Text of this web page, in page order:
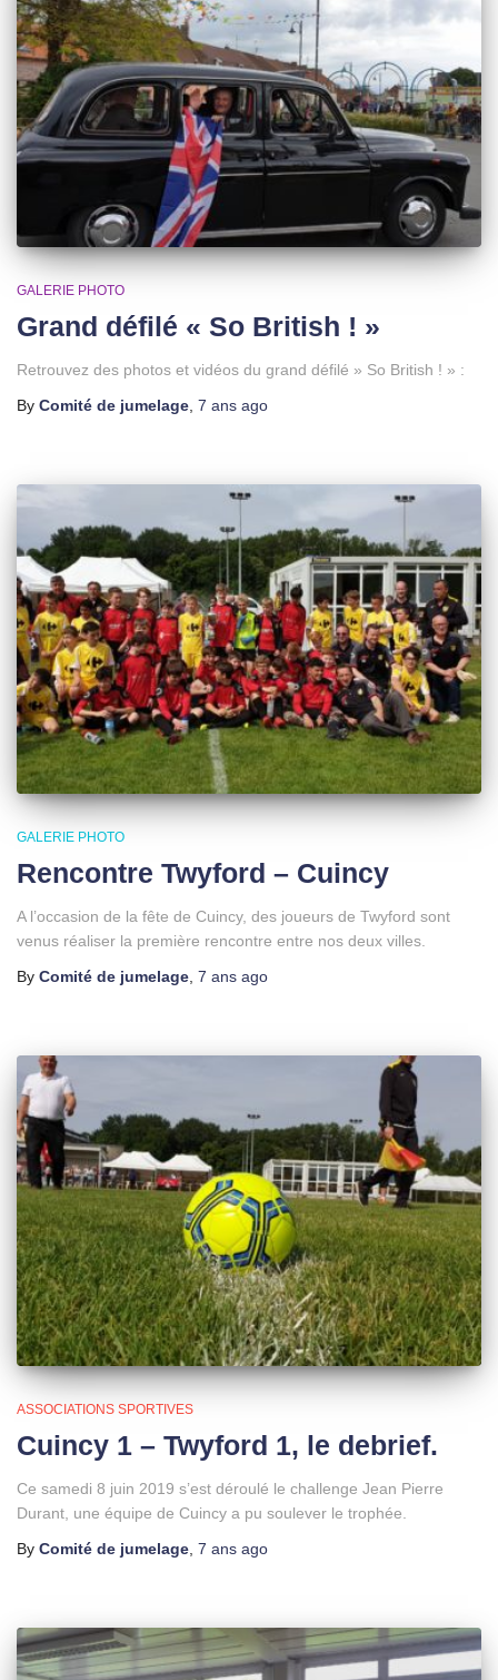
GALERIE PHOTO
Grand défilé « So British ! »
Retrouvez des photos et vidéos du grand défilé » So British ! » :
By Comité de jumelage 7 ans ago
GALERIE PHOTO
Rencontre Twyford – Cuincy
A l’occasion de la fête de Cuincy, des joueurs de Twyford sont
venus réaliser la première rencontre entre nos deux villes.
By Comité de jumelage, 7 ans ago
ASSOCIATIONS SPORTIVES
Cuincy 1 – Twyford 1, le debrief.
Ce samedi 8 juin 2019 s’est déroulé le challenge Jean Pierre
Durant, une équipe de Cuincy a pu soulever le trophée.
By Comité de jumelage 7 ans ago